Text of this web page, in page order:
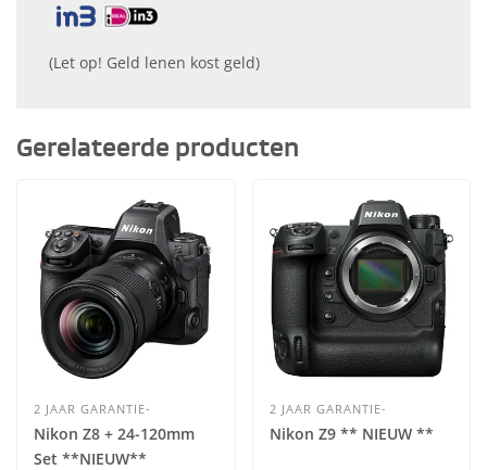
(Let op! Geld lenen kost geld)
Gerelateerde producten
2 JAAR GARANTIE-
Nikon Z8 + 24-120mm
Set **NIEUW**
2 JAAR GARANTIE-
Nikon Z9 ** NIEUW **